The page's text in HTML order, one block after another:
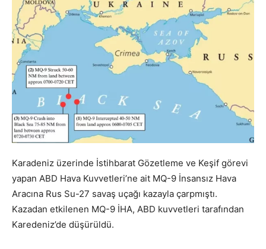
Karadeniz üzerinde İstihbarat Gözetleme ve Keşif görevi
yapan ABD Hava Kuvvetleri’ne ait MQ-9 İnsansız Hava
Aracına Rus Su-27 savaş uçağı kazayla çarpmıştı.
Kazadan etkilenen MQ-9 İHA, ABD kuvvetleri tarafından
Karedeniz’de düşürüldü.